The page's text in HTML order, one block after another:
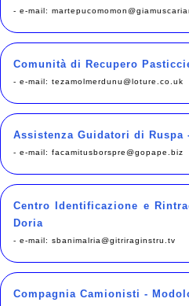
- e-mail:
Comunità di Recupero
- e-mail: tezamolmerdunu@loture.co.uk
Assistenza Guidatori di Ruspa
- e-mail: facamitusborspre@gopape.biz
Centro Identificazione e
Doria
- e-mail: sbanimalria@gitriraginstru.tv
Compagnia Camionisti -